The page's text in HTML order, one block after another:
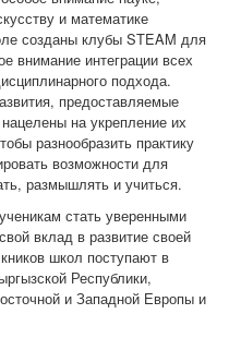
и математике
созданы клубы STEAM для
внимание интеграции всех
подхода.
предоставляемые
на укрепление их
разнообразить практику
возможности для
размышлять и учиться.
стать уверенными
вклад в развитие своей
школ поступают в
Республики,
и Западной Европы и